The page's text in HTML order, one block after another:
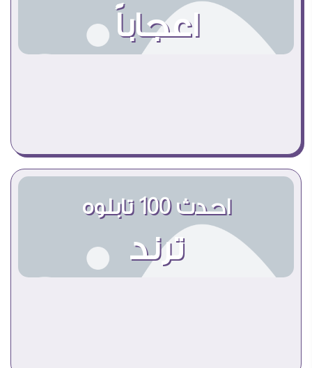
اعجاباً
احدث 100 تابلوه
ترند